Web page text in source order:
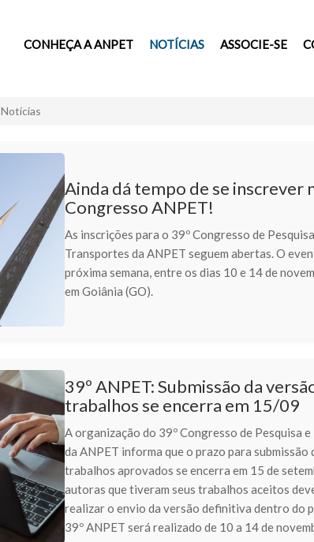
CONHEÇA A ANPET NOTÍCIAS ASSOCIE-SE
Notícias
Ainda dá tempo de se inscrever
Congresso ANPET!
As inscrições para o 39º Congresso de
Transportes da ANPET seguem abertas. O
próxima semana, entre os dias 10 e 14 de
em Goiânia (GO).
39º ANPET: Submissão da
trabalhos se encerra em 15/09
A organização do 39º Congresso de Pesquisa
da ANPET informa que o prazo para submissão
trabalhos aprovados se encerra em 15 de
autoras que tiveram seus trabalhos aceitos
realizar o envio da versão definitiva dentro do
39º ANPET será realizado de 10 a 14 de